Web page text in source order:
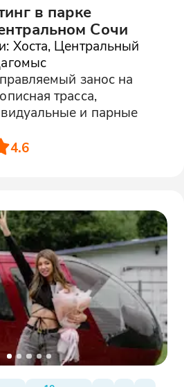
в парке
Сочи
Хоста, Центральный
занос на
трасса,
и парные
4.6